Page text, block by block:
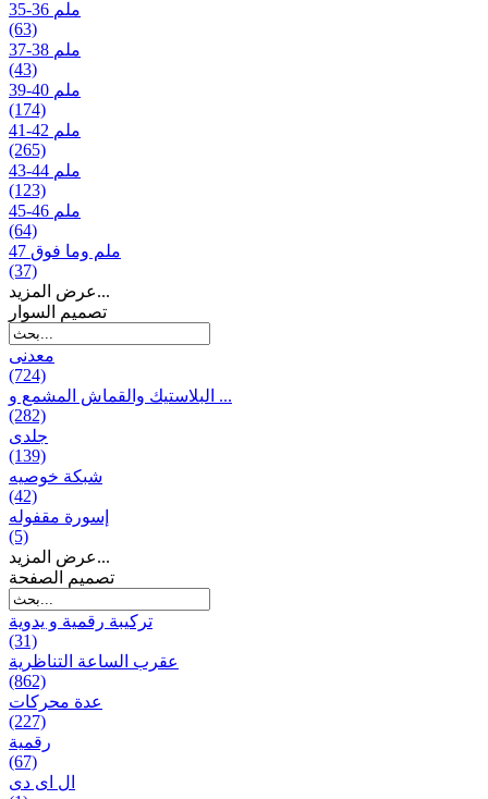
35-36 ملم
(63)
37-38 ملم
(43)
39-40 ملم
(174)
41-42 ملم
(265)
43-44 ملم
(123)
45-46 ملم
(64)
47 ملم وما فوق
(37)
عرض المزيد...
تصمیم السوار
معدنی
(724)
البلاستيك والقماش المشمع و ...
(282)
جلدی
(139)
شبكة خوصیه
(42)
إسورة مقفوله
(5)
عرض المزيد...
تصميم الصفحة
تركيبة رقمية و يدوية
(31)
عقرب الساعة التناظرية
(862)
عدة محركات
(227)
رقمية
(67)
ال ای دی